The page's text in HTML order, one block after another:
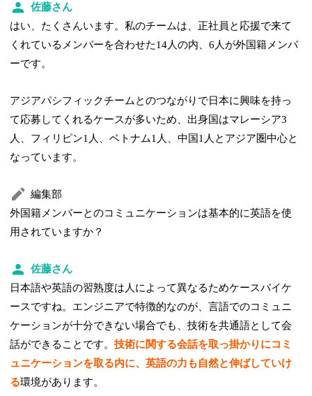
佐藤さん
はい、たくさんいます。私のチームは、正社員と応援で来て
くれているメンバーを合わせた14人の内、6人が外国籍メンバ
ーです。
アジアパシフィックチームとのつながりで日本に興味を持っ
て応募してくれるケースが多いため、出身国はマレーシア3
人、フィリピン1人、ベトナム1人、中国1人とアジア圏中心と
なっています。
編集部
外国籍メンバーとのコミュニケーションは基本的に英語を使
用されていますか？
佐藤さん
日本語や英語の習熟度は人によって異なるためケースバイケ
ースですね。エンジニアで特徴的なのが、言語でのコミュニ
ケーションが十分できない場合でも、技術を共通語として会
話ができることです。技術に関する会話を取っ掛かりにコミ
ュニケーションを取る内に、英語の力も自然と伸ばしていけ
る環境があります。